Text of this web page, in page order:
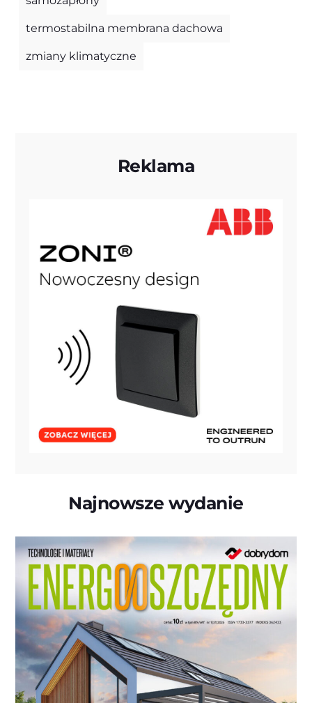
termostabilna membrana dachowa
zmiany klimatyczne
Reklama
Najnowsze wydanie